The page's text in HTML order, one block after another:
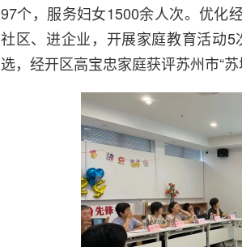
97个，服务妇女1500余人次。优化
社区、进企业，开展家庭教育活动
选，经开区高宝忠家庭获评苏州市“苏